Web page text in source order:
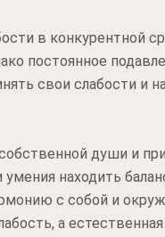
в конкурентной
постоянное
свои слабости и
души и
находить
с собой и
а